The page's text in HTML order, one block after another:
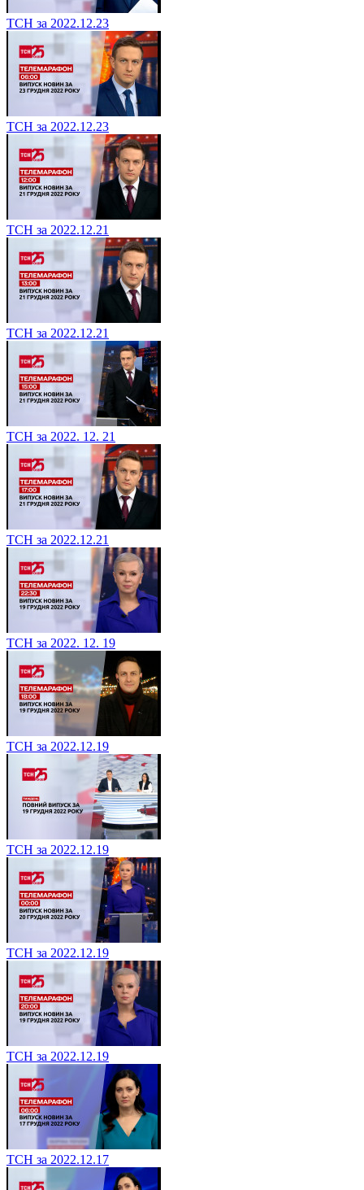
ТСН за 2022.12.23
ТСН за 2022.12.23
ТСН за 2022.12.21
ТСН за 2022.12.21
ТСН за 2022. 12. 21
ТСН за 2022.12.21
ТСН за 2022. 12. 19
ТСН за 2022.12.19
ТСН за 2022.12.19
ТСН за 2022.12.19
ТСН за 2022.12.19
ТСН за 2022.12.17